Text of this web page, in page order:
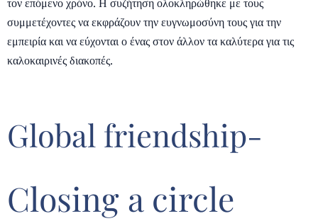
συμμετέχοντες να εκφράζουν την ευγνωμοσύνη τους για την
εμπειρία και να εύχονται ο ένας στον άλλον τα καλύτερα για τις
καλοκαιρινές διακοπές.
Global friendship-
Closing a circle